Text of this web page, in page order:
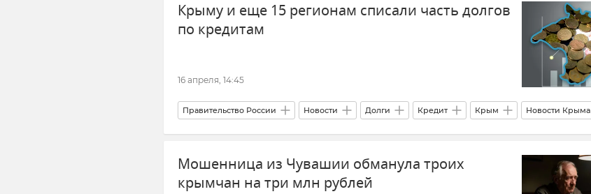
Крыму и еще 15 регионам списали часть долгов
по кредитам
16 апреля, 14:45
Правительство России Новости Долги Кредит Крым Новости Крыма
Михаил Мишустин
Мошенница из Чувашии обманула троих
крымчан на три млн рублей